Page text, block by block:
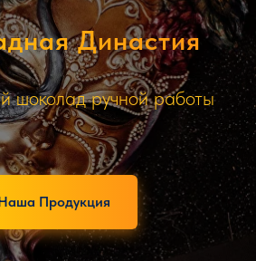
Династия
шоколад ручной работы
Продукция